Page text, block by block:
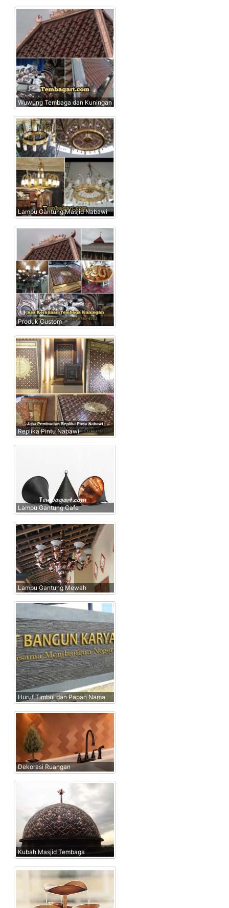
Wuwung Tembaga dan Kuningan
Lampu Gantung Masjid Nabawi
Produk Custom
Replika Pintu Nabawi
Lampu Gantung Cafe
Lampu Gantung Mewah
Huruf Timbul dan Papan Nama
Dekorasi Ruangan
Kubah Masjid Tembaga